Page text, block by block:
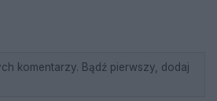
komentarzy. Bądź pierwszy, dodaj